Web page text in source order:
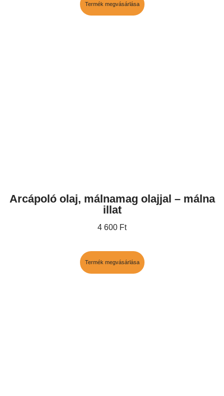
Termék megvásárlása
Arcápoló olaj, málnamag olajjal – málna
illat
4 600 Ft
Termék megvásárlása